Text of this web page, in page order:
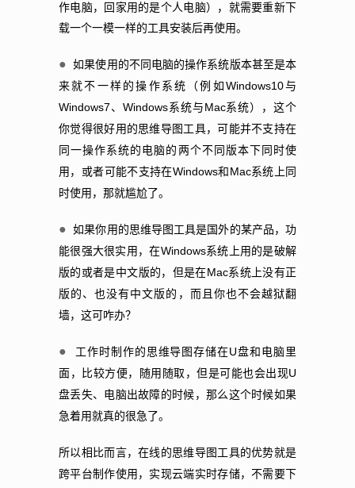
作电脑，回家用的是个人电脑），就需要重新下
载一个一模一样的工具安装后再使用。
●如果使用的不同电脑的操作系统版本甚至是本
来就不一样的操作系统（例如 Windows10与
Windows7 、 Windows系统与 Mac系统），这个
你觉得很好用的思维导图工具，可能并不支持在
同一操作系统的电脑的两个不同版本下同时使
用，或者可能不支持在Windows和 Mac系统上同
时使用，那就尴尬了。
●如果你用的思维导图工具是国外的某产品，功
能很强大很实用，在Windows系统上用的是破解
版的或者是中文版的，但是在Mac系统上没有正
版的、也没有中文版的，而且你也不会越狱翻
墙，这可咋办？
● 工作时制作的思维导图存储在U盘和电脑里
面，比较方便，随用随取，但是可能也会出现U
盘丢失、电脑出故障的时候，那么这个时候如果
急着用就真的很急了。
所以相比而言，在线的思维导图工具的优势就是
跨平台制作使用，实现云端实时存储，不需要下